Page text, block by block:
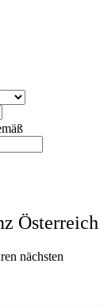
Österreich
nächsten